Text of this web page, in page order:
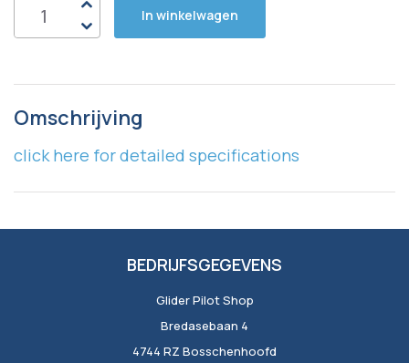
In winkelwagen
Omschrijving
click here for detailed specifications
BEDRIJFSGEGEVENS
Glider Pilot Shop
Bredasebaan 4
4744 RZ Bosschenhoofd